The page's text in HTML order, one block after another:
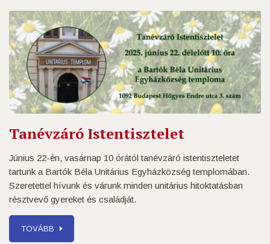
Tanévzáró Istentisztelet
Június 22-én, vasárnap 10 órától tanévzáró istentiszteletet
tartunk a Bartók Béla Unitárius Egyházközség templomában.
Szeretettel hívunk és várunk minden unitárius hitoktatásban
résztvevő gyereket és családját.
TOVÁBB